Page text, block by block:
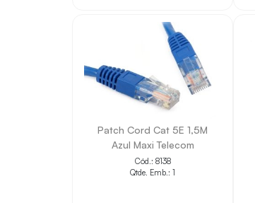
Patch Cord Cat 5E 1,5M
Azul Maxi Telecom
Cód.: 8138
Qtde. Emb.: 1